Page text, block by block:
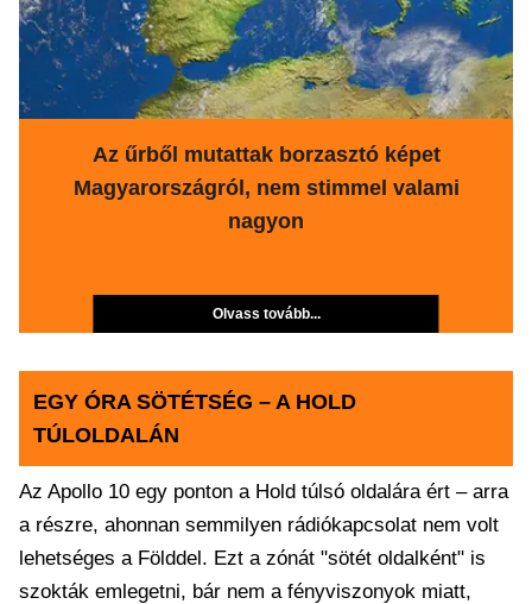
Az űrből mutattak borzasztó képet
Magyarországról, nem stimmel valami
nagyon
Olvass tovább...
EGY ÓRA SÖTÉTSÉG – A HOLD
TÚLOLDALÁN
Az Apollo 10 egy ponton a Hold túlsó oldalára ért – arra
a részre, ahonnan semmilyen rádiókapcsolat nem volt
lehetséges a Földdel. Ezt a zónát "sötét oldalként" is
szokták emlegetni, bár nem a fényviszonyok miatt,